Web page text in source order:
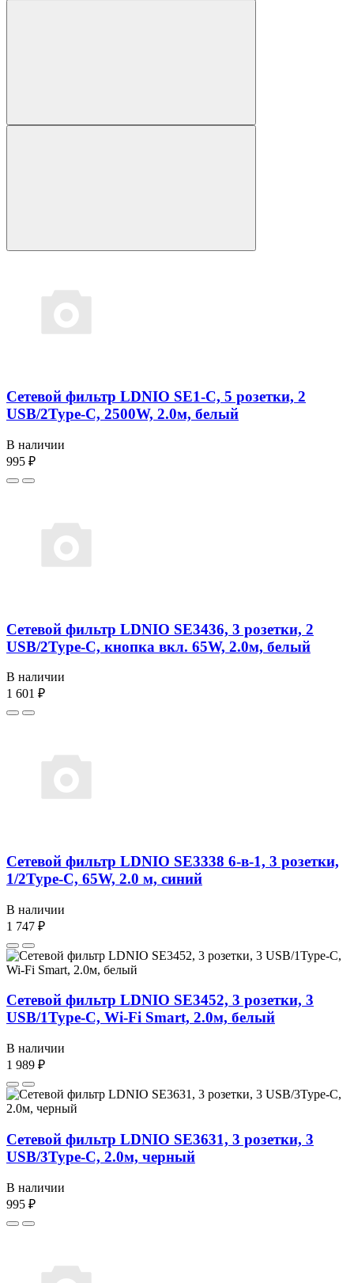
Сетевой фильтр LDNIO SE1-C, 5 розетки, 2
USB/2Type-C, 2500W, 2.0м, белый
В наличии
995 ₽
Сетевой фильтр LDNIO SE3436, 3 розетки, 2
USB/2Type-C, кнопка вкл. 65W, 2.0м, белый
В наличии
1 601 ₽
Сетевой фильтр LDNIO SE3338 6-в-1, 3 розетки,
1/2Type-C, 65W, 2.0 м, синий
В наличии
1 747 ₽
Сетевой фильтр LDNIO SE3452, 3 розетки, 3
USB/1Type-C, Wi-Fi Smart, 2.0м, белый
В наличии
1 989 ₽
Сетевой фильтр LDNIO SE3631, 3 розетки, 3
USB/3Type-C, 2.0м, черный
В наличии
995 ₽